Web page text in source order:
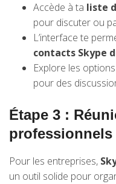
Accède à ta liste
pour discuter ou
L’interface te
contacts Skype
Explore les
pour des
Étape 3 :
professionnels
Pour les entreprises,
un outil solide pour